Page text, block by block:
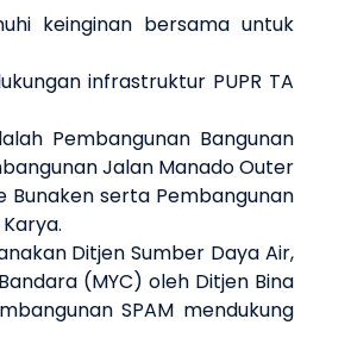
keinginan bersama untuk
infrastruktur PUPR TA
Pembangunan Bangunan
Jalan Manado Outer
Bunaken serta Pembangunan
Ditjen Sumber Daya Air,
(MYC) oleh Ditjen Bina
SPAM mendukung